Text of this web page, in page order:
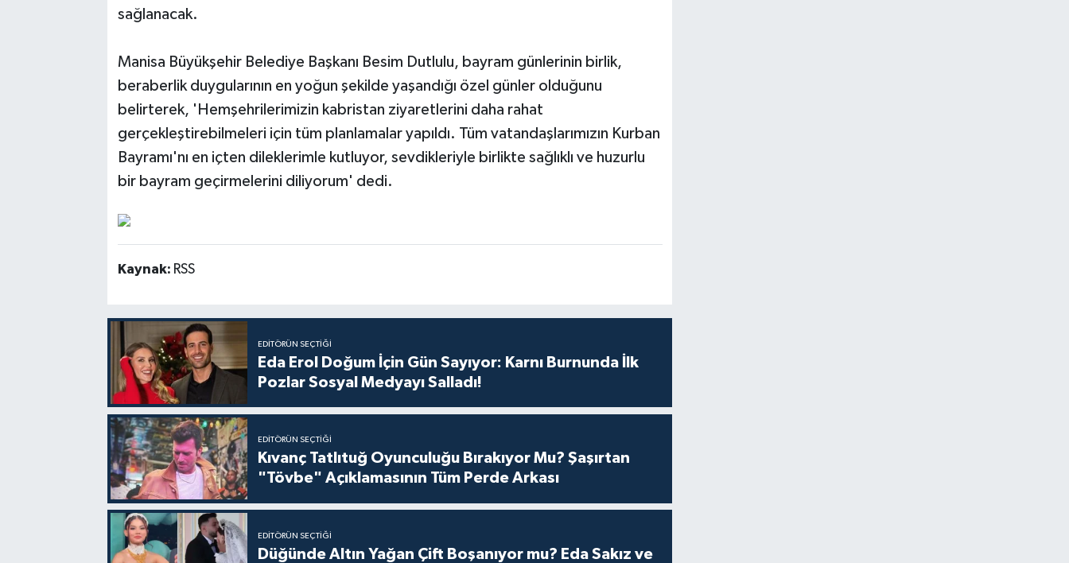
sağlanacak.
Manisa Büyükşehir Belediye Başkanı Besim Dutlulu, bayram günlerinin birlik,
beraberlik duygularının en yoğun şekilde yaşandığı özel günler olduğunu
belirterek, 'Hemşehrilerimizin kabristan ziyaretlerini daha rahat
gerçekleştirebilmeleri için tüm planlamalar yapıldı. Tüm vatandaşlarımızın Kurban
Bayramı'nı en içten dileklerimle kutluyor, sevdikleriyle birlikte sağlıklı ve huzurlu
bir bayram geçirmelerini diliyorum' dedi.
Kaynak: RSS
EDITÖRÜN SEÇTIĞI
Eda Erol Doğum İçin Gün Sayıyor: Karnı Burnunda İlk
Pozlar Sosyal Medyayı Salladı!
EDITÖRÜN SEÇTIĞI
Kıvanç Tatlıtuğ Oyunculuğu Bırakıyor Mu? Şaşırtan
"Tövbe" Açıklamasının Tüm Perde Arkası
EDITÖRÜN SEÇTIĞI
Düğünde Altın Yağan Çift Boşanıyor mu? Eda Sakız ve